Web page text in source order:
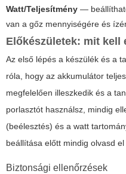
Watt/Teljesítmény —
van a gőz mennyiségére és
Előkészületek: mit kell
Az első lépés a készülék és a
róla, hogy az akkumulátor
megfelelően illeszkedik és a
porlasztót használsz, mindig
(beélesztés) és a watt
beállítása előtt mindig olvasd
Biztonsági ellenőrzések